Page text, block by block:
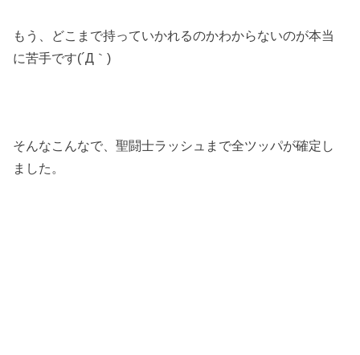
もう、どこまで持っていかれるのかわからないのが本当
に苦手です(´Д｀)
そんなこんなで、聖闘士ラッシュまで全ツッパが確定し
ました。